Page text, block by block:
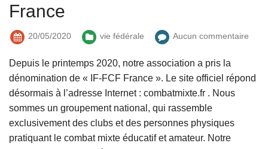
France
20/05/2020 vie fédérale Aucun commentaire
Depuis le printemps 2020, notre association a pris la
dénomination de « IF-FCF France ». Le site officiel répond
désormais à l’adresse Internet : combatmixte.fr . Nous
sommes un groupement national, qui rassemble
exclusivement des clubs et des personnes physiques
pratiquant le combat mixte éducatif et amateur. Notre